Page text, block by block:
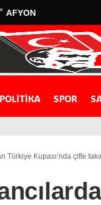
° AFYON
POLİTİKA SPOR
Türkiye Kupası’nda çifte